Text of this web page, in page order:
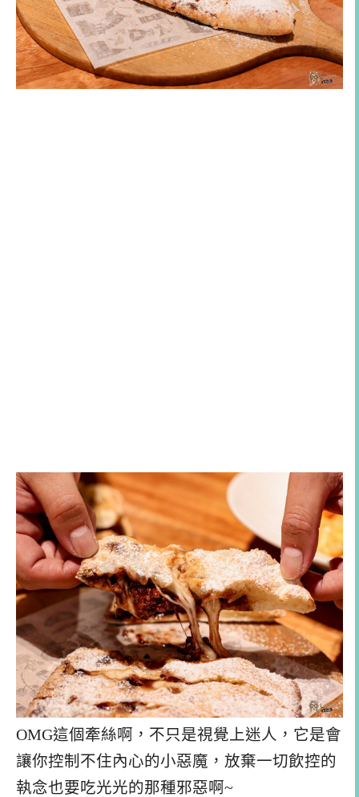
OMG這個牽絲啊，不只是視覺上迷人，它是會
讓你控制不住內心的小惡魔，放棄一切飲控的
執念也要吃光光的那種邪惡啊~